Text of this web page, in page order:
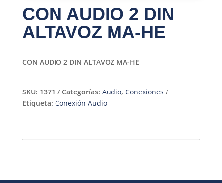
CON AUDIO 2 DIN
ALTAVOZ MA-HE
CON AUDIO 2 DIN ALTAVOZ MA-HE
SKU: 1371 Categorías: Audio, Conexiones
Etiqueta: Conexión Audio